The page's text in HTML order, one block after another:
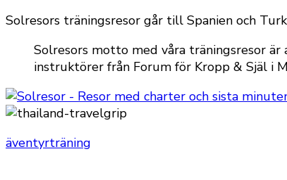
Solresors träningsresor går till Spanien och
Solresors motto med våra träningsresor
instruktörer från Forum för Kropp & Själ i
äventyrträning